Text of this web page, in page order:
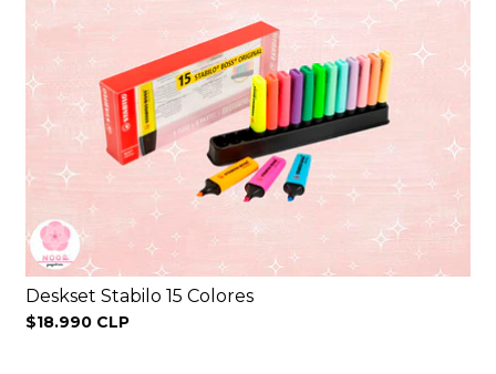
Deskset Stabilo 15 Colores
$18.990 CLP